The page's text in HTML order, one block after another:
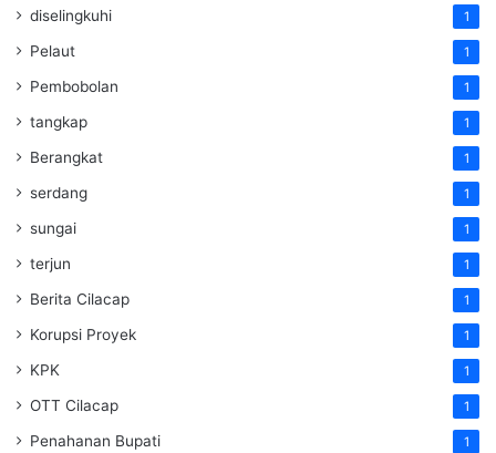
diselingkuhi 1
Pelaut 1
Pembobolan 1
tangkap 1
Berangkat 1
serdang 1
sungai 1
terjun 1
Berita Cilacap 1
Korupsi Proyek 1
KPK 1
OTT Cilacap 1
Penahanan Bupati 1